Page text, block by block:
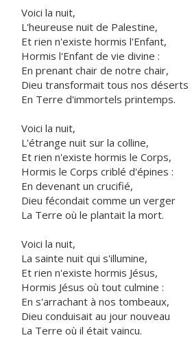
Voici la nuit,
L'heureuse nuit de Palestine,
Et rien n'existe hormis l'Enfant,
Hormis l'Enfant de vie divine :
En prenant chair de notre chair,
Dieu transformait tous nos déserts
En Terre d'immortels printemps.
Voici la nuit,
L'étrange nuit sur la colline,
Et rien n'existe hormis le Corps,
Hormis le Corps criblé d'épines :
En devenant un crucifié,
Dieu fécondait comme un verger
La Terre où le plantait la mort.
Voici la nuit,
La sainte nuit qui s'illumine,
Et rien n'existe hormis Jésus,
Hormis Jésus où tout culmine :
En s'arrachant à nos tombeaux,
Dieu conduisait au jour nouveau
La Terre où il était vaincu.